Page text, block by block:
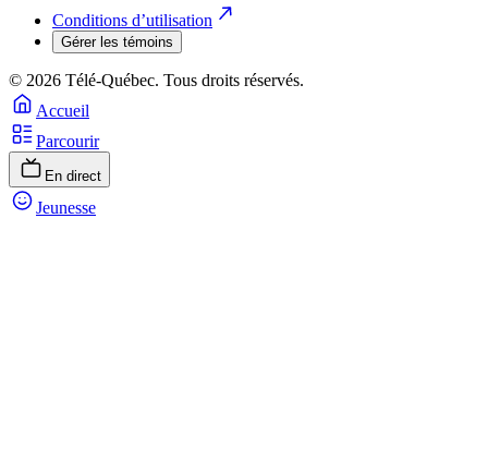
Conditions d’utilisation
Gérer les témoins
© 2026 Télé-Québec. Tous droits réservés.
Accueil
Parcourir
En direct
Jeunesse